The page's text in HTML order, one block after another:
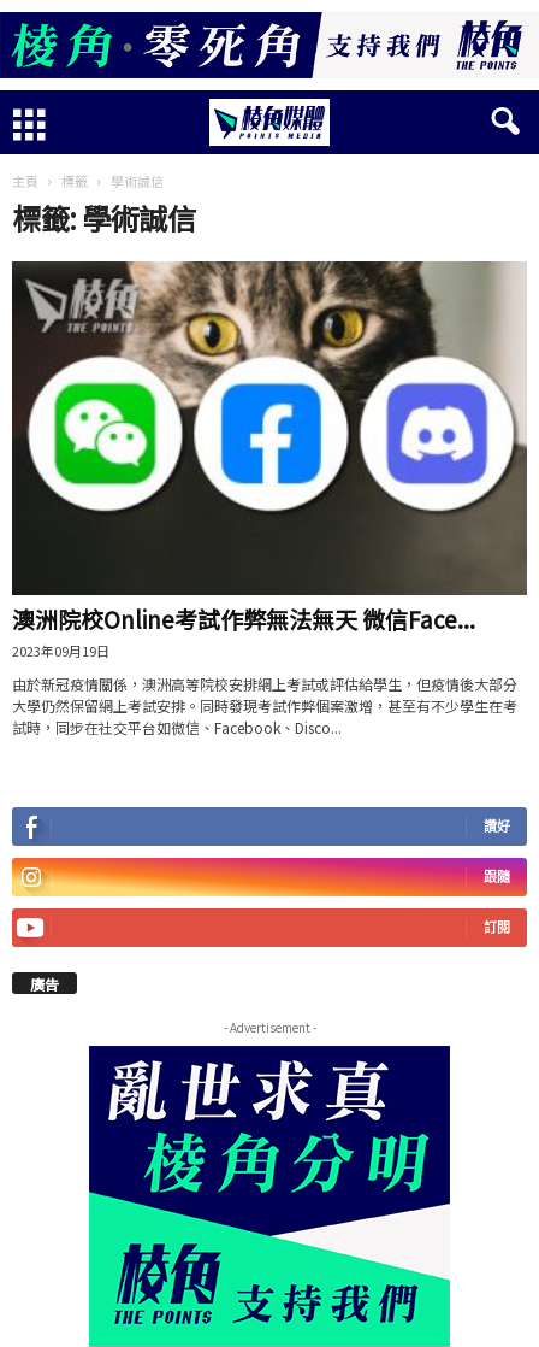
主頁 標籤 學術誠信
標籤: 學術誠信
澳洲院校Online考試作弊無法無天 微信Face...
2023年09月19日
由於新冠疫情關係，澳洲高等院校安排網上考試或評估給學生，但疫情後大部分
大學仍然保留網上考試安排。同時發現考試作弊個案激增，甚至有不少學生在考
試時，同步在社交平台如微信、Facebook、Disco...
讚好
跟隨
訂閱
廣告
- Advertisement -